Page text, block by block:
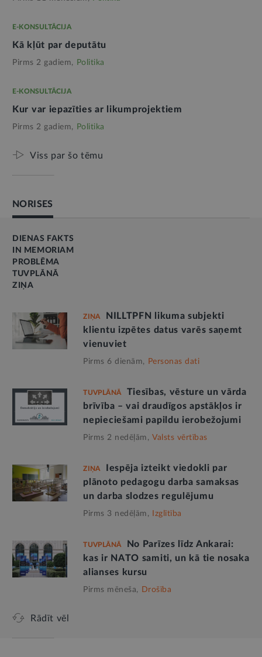
E-KONSULTĀCIJA
Kā kļūt par deputātu
Pirms 2 gadiem, Politika
E-KONSULTĀCIJA
Kur var iepazīties ar likumprojektiem
Pirms 2 gadiem, Politika
Viss par šo tēmu
NORISES
DIENAS FAKTS
IN MEMORIAM
PROBLĒMA
TUVPLĀNĀ
ZIŅA
ZIŅA
NILLTPFN likuma subjekti
klientu izpētes datus varēs saņemt
vienuviet
Pirms 6 dienām, Personas dati
TUVPLĀNĀ
Tiesības, vēsture un vārda
brīvība – vai draudīgos apstākļos ir
nepieciešami papildu ierobežojumi
Pirms 2 nedēļām, Valsts vērtības
ZIŅA
Iespēja izteikt viedokli par
plānoto pedagogu darba samaksas
un darba slodzes regulējumu
Pirms 3 nedēļām, Izglītība
TUVPLĀNĀ
No Parīzes līdz Ankarai:
kas ir NATO samiti, un kā tie nosaka
alianses kursu
Pirms mēneša, Drošība
Rādīt vēl